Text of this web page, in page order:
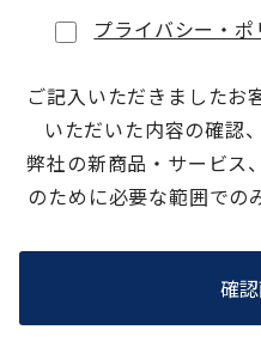
プライバシー・ポ
ご記入いただきましたお
いただいた内容の確認
弊社の新商品・サービス
のために必要な範囲での
確